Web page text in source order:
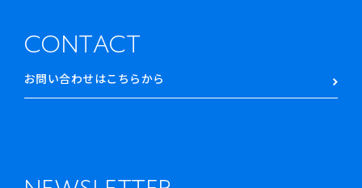
CONTACT
お問い合わせはこちらから